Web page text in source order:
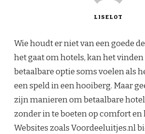
LISELOT
Wie houdt er niet van een goede
het gaat om hotels, kan het vinden
betaalbare optie soms voelen als
een speld in een hooiberg. Maar
zijn manieren om betaalbare
zonder in te boeten op comfort
Websites zoals Voordeeluitjes.nl